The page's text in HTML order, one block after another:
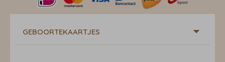
GEBOORTEKAARTJES